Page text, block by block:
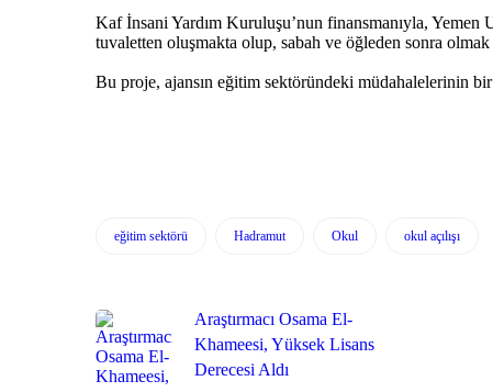
Kaf İnsani Yardım Kuruluşu’nun finansmanıyla,
tuvaletten oluşmakta olup, sabah ve öğleden sonra
Bu proje, ajansın eğitim sektöründeki müdahalelerinin
eğitim sektörü Hadramut Okul okul açılışı
Araştırmacı Osama El-
Khameesi, Yüksek Lisans
Derecesi Aldı